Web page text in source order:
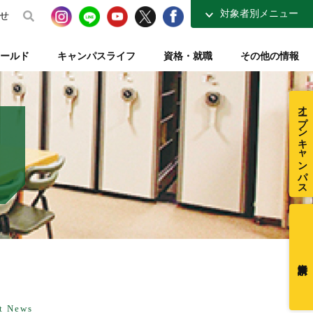
対象者別メニュー
高校生の方へ
社会人・大学生の方へ
在校生ページ
卒業生の方へ
採用ご担当者様へ
コース 夜間コース特集
柔道整復学科 講師紹介 施設・図書室紹介
ター
ュージアム
指定校推薦入試 一般入試【テキスト入試】
ルド
師と整体師の違い
キャンパスライフ
【資格取得を支える】
資格・就職
講座
その他の情報
テレビ・ラジオ放送【元気もりもり学園】
News
オープンキャンパス